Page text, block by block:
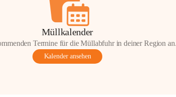
Müllkalender
Termine für die Müllabfuhr in deiner Region
Kalender ansehen